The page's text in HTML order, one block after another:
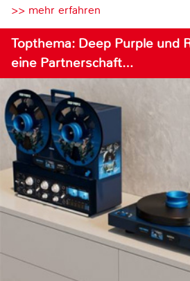
>> mehr erfahren
Topthema: Deep Purple und
eine Partnerschaft…